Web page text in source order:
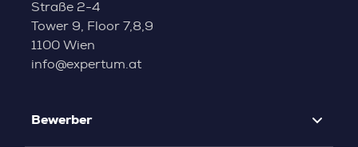
Straße 2-4
Tower 9, Floor 7,8,9
1100 Wien
info@expertum.at
Bewerber